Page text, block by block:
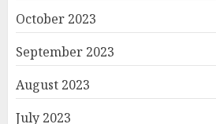
October 2023
September 2023
August 2023
July 2023